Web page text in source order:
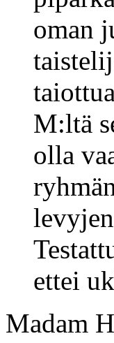
oman
M:ltä
olla
ettei
Madam